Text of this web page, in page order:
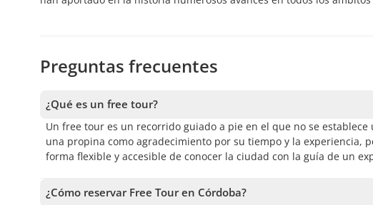
Preguntas frecuentes
¿Qué es un free tour?
Un free tour es un recorrido guiado a pie en el que no se
una propina como agradecimiento por su tiempo y la experiencia,
forma flexible y accesible de conocer la ciudad con la guía de un
¿Cómo reservar Free Tour en Córdoba?